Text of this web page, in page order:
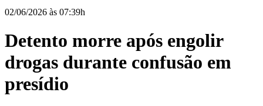
02/06/2026 às 07:39h
Detento morre após engolir
drogas durante confusão em
presídio